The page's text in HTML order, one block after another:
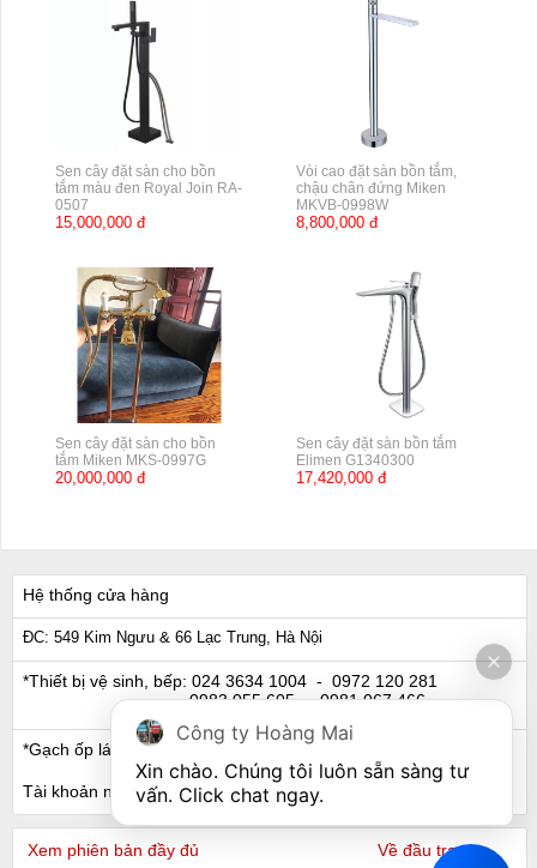
Sen cây đặt sàn cho bồn
tắm màu đen Royal Join RA-
0507
15,000,000 đ
Vòi cao đặt sàn bồn tắm,
chậu chân đứng Miken
MKVB-0998W
8,800,000 đ
Sen cây đặt sàn cho bồn
tắm Miken MKS-0997G
20,000,000 đ
Sen cây đặt sàn bồn tắm
Elimen G1340300
17,420,000 đ
Hệ thống cửa hàng
ĐC: 549 Kim Ngưu & 66 Lạc Trung, Hà Nội
*Thiết bị vệ sinh, bếp: 024 3634 1004 - 0972 120 281
0983 055 605- 0981 067 466
*Gạch ốp lát, Ngói: 024 3632 0280 - 0911 441 066
Tài khoản ngân hàng
Xem phiên bản đầy đủ Về đầu trang
Công ty Hoàng Mai
Xin chào. Chúng tôi luôn sẵn sàng tư
vấn. Click chat ngay.